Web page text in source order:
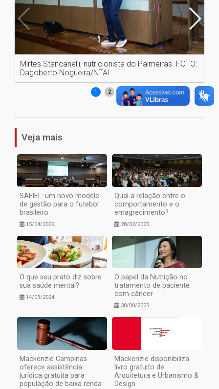
Mirtes Stancanelli, nutricionista do Palmeiras. FOTO:
Dagoberto Nogueira/NTAI
1 2 3
Veja mais
SAFIEL: um novo modelo
de gestão para o futebol
brasileiro
15/04/2026
Qual a relação entre o
comportamento e o
emagrecimento?
28/02/2025
O que seu prato diz sobre
sua saúde mental?
14/03/2024
O papel da Nutrição no
tratamento de paciente
com câncer
30/08/2023
Mackenzie Campinas
oferece assistência
jurídica gratuita para
população de baixa renda
Mackenzie disponibiliza
livro gratuito de
Arquitetura e Urbanismo &
Design